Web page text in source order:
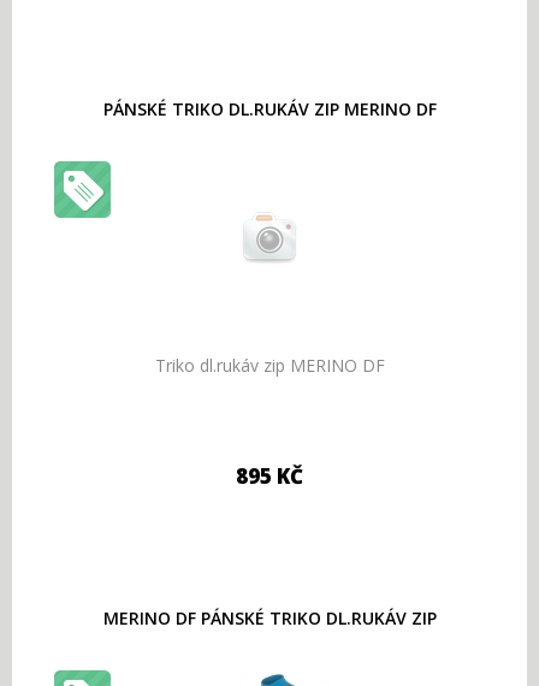
PÁNSKÉ TRIKO DL.RUKÁV ZIP MERINO DF
Triko dl.rukáv zip MERINO DF
895 KČ
MERINO DF PÁNSKÉ TRIKO DL.RUKÁV ZIP